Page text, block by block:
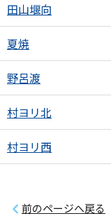
田山堰向
夏焼
野呂渡
村ヨリ北
村ヨリ西
前のページへ戻る